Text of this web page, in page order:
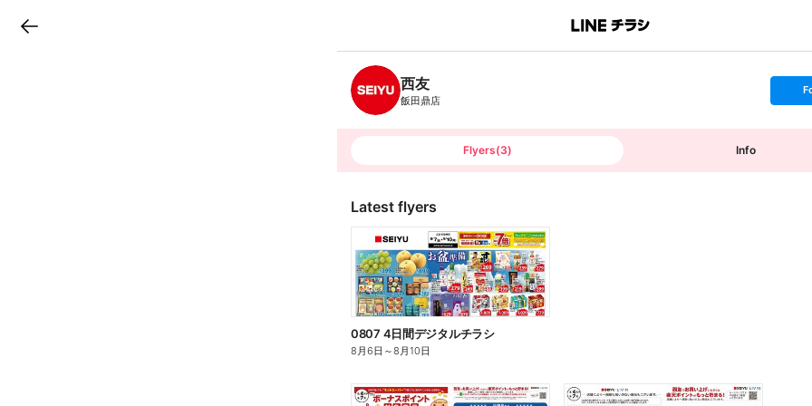
B
n
c
h
T
西友
飯田鼎店
s
t
o
Flyers(3) Info
Latest flyers
0807 4日間デジタルチラシ
8月6日 ～8月10日